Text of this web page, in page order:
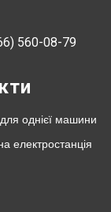
560-08-79
однієї машини
електростанція